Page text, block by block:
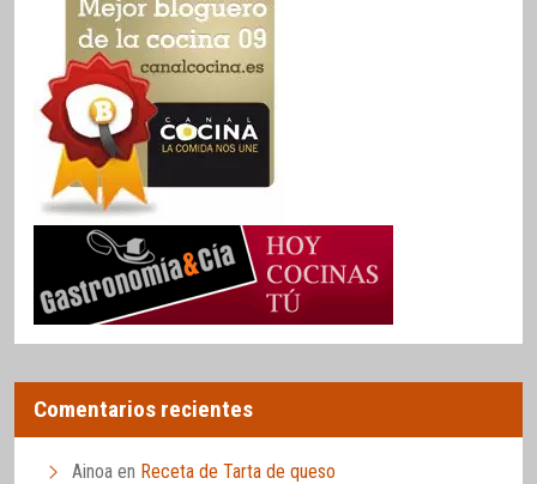
Comentarios recientes
Ainoa en Receta de Tarta de queso